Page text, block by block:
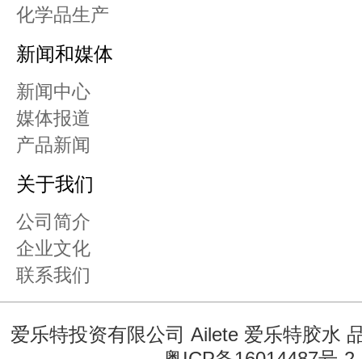
化学品生产
新闻和媒体
新闻中心
媒体报道
产品新闻
关于我们
公司简介
企业文化
联系我们
爱乐特投资有限公司 Ailete 爱乐特胶水